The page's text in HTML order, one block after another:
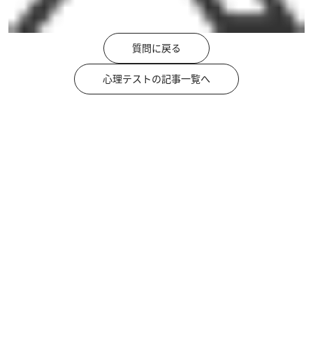
質問に戻る
心理テストの記事一覧へ